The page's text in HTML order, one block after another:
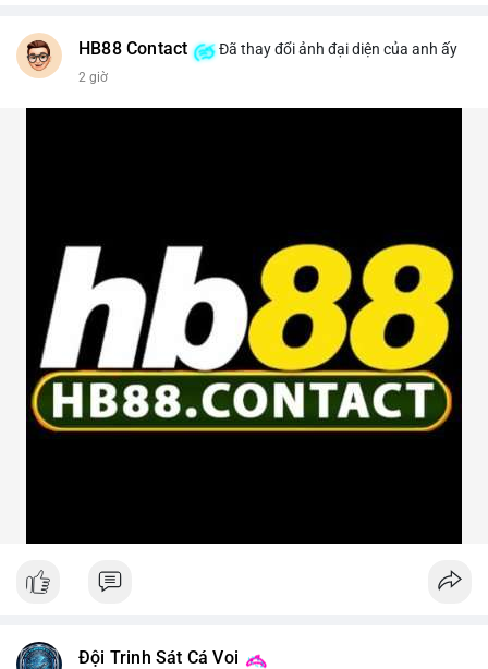
HB88 Contact Đã thay đổi ảnh đại diện của anh ấy
2 giờ
Đội Trinh Sát Cá Voi